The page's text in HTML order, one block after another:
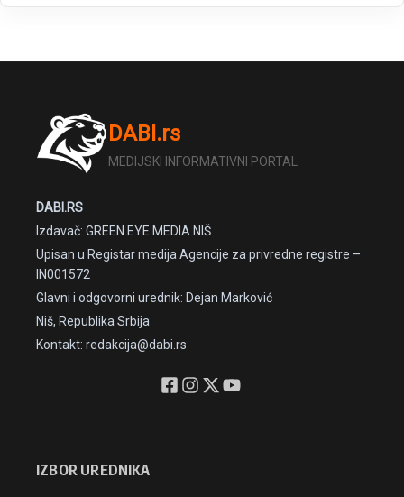
DABI.rs
MEDIJSKI INFORMATIVNI PORTAL
DABI.RS
Izdavač: GREEN EYE MEDIA NIŠ
Upisan u Registar medija Agencije za privredne registre –
IN001572
Glavni i odgovorni urednik: Dejan Marković
Niš, Republika Srbija
Kontakt: redakcija@dabi.rs
IZBOR UREDNIKA